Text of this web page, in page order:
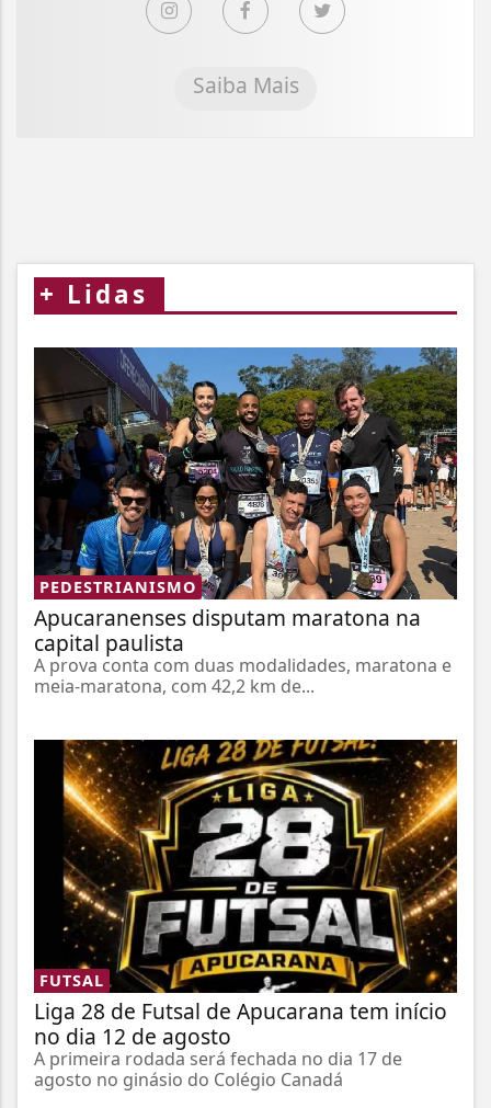
Saiba Mais
+ Lidas
PEDESTRIANISMO
Apucaranenses disputam maratona na
capital paulista
A prova conta com duas modalidades, maratona e
meia-maratona, com 42,2 km de...
FUTSAL
Liga 28 de Futsal de Apucarana tem início
no dia 12 de agosto
A primeira rodada será fechada no dia 17 de
agosto no ginásio do Colégio Canadá